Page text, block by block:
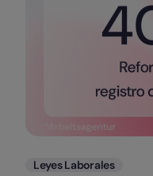
Categorias
Leyes Laborales